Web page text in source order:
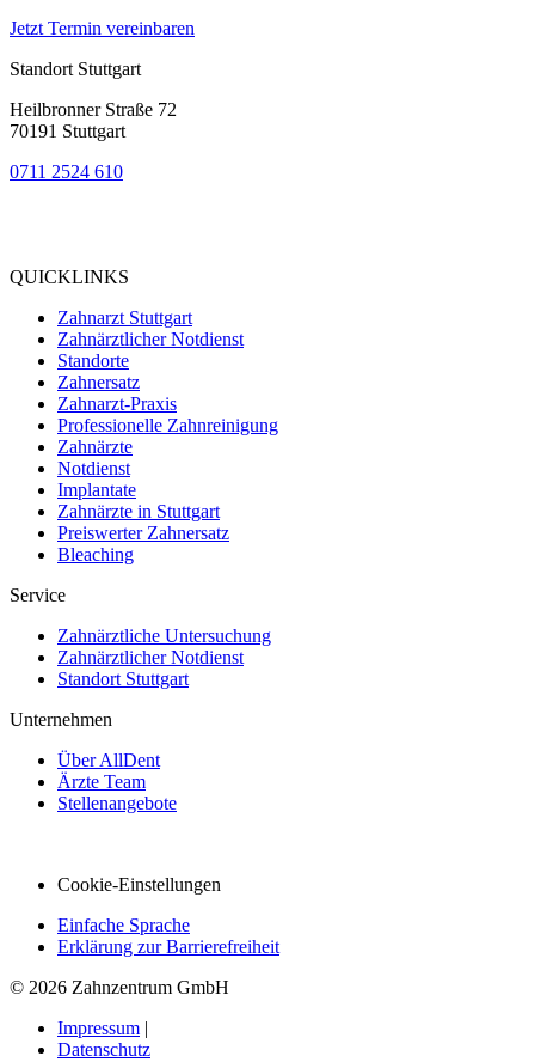
Jetzt Termin vereinbaren
Standort Stuttgart
Heilbronner Straße 72
70191 Stuttgart
0711 2524 610
QUICKLINKS
Zahnarzt Stuttgart
Zahnärztlicher Notdienst
Standorte
Zahnersatz
Zahnarzt-Praxis
Professionelle Zahnreinigung
Zahnärzte
Notdienst
Implantate
Zahnärzte in Stuttgart
Preiswerter Zahnersatz
Bleaching
Service
Zahnärztliche Untersuchung
Zahnärztlicher Notdienst
Standort Stuttgart
Unternehmen
Über AllDent
Ärzte Team
Stellenangebote
Cookie-Einstellungen
Einfache Sprache
Erklärung zur Barrierefreiheit
© 2026 Zahnzentrum GmbH
Impressum |
Datenschutz